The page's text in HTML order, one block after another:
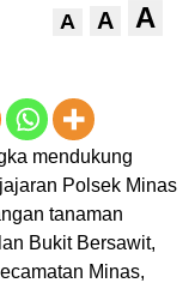
A A A
mendukung
Polsek Minas
tanaman
Bukit Bersawit,
Minas,